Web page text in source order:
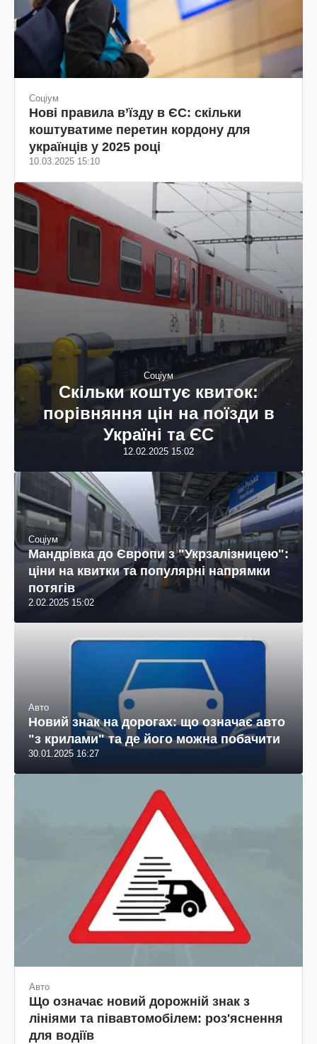
Соціум
Нові правила в’їзду в ЄС: скільки
коштуватиме перетин кордону для
українців у 2025 році
10.03.2025 15:10
Соціум
Скільки коштує квиток:
порівняння цін на поїзди в
Україні та ЄС
12.02.2025 15:02
Соціум
Мандрівка до Європи з "Укрзалізницею":
ціни на квитки та популярні напрямки
потягів
2.02.2025 15:02
Авто
Новий знак на дорогах: що означає авто
"з крилами" та де його можна побачити
30.01.2025 16:27
Авто
Що означає новий дорожній знак з
лініями та півавтомобілем: роз'яснення
для водіїв